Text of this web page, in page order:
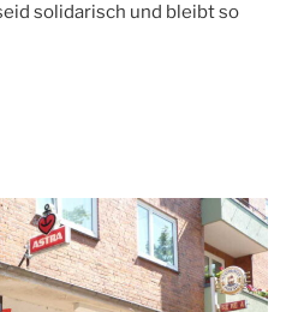
solidarisch und bleibt so